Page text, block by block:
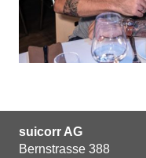
suicorr AG
Bernstrasse 388